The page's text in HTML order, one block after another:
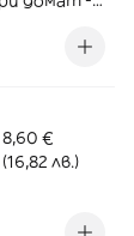
8,60 €
(16,82 лв.)